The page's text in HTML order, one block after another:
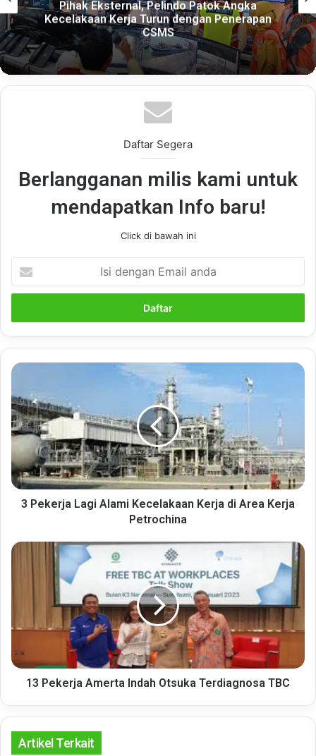
Pelaporan Penyakit Akibat Kerja Masih Kecil
di Indonesia
Daftar Segera
Berlangganan milis kami untuk
mendapatkan Info baru!
Click di bawah ini
dengan
Email
3
Lagi
Alami
Kecelakaan
di
Area
Kerja
Petrochina
3 Pekerja Lagi Alami Kecelakaan Kerja di Area Kerja
Petrochina
13
Terdiagnosa
13 Pekerja Amerta Indah Otsuka Terdiagnosa TBC
Artikel Terkait